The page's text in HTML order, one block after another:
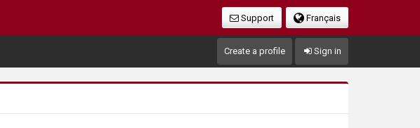
Français
Support
Create a profile Sign in